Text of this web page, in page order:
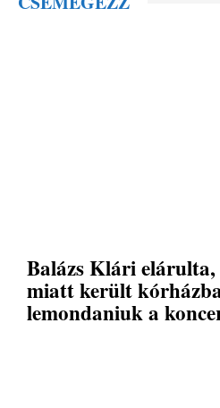
Balázs Klári elárulta,
miatt került
lemondaniuk a